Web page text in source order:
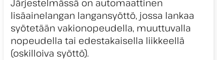
Järjestelmässä on automaattinen
lisäainelangan langansyöttö, jossa lankaa
syötetään vakionopeudella, muuttuvalla
nopeudella tai edestakaisella liikkeellä
(oskilloiva syöttö).